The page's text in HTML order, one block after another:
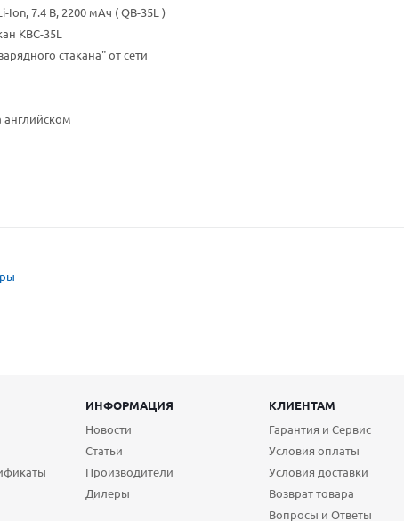
Ion, 7.4 В, 2200 мАч ( QB-35L )
KBC-35L
стакана" от сети
английском
ИНФОРМАЦИЯ
КЛИЕНТАМ
Новости
Статьи
Производители
Дилеры
Гарантия и Сервис
Условия оплаты
Условия доставки
Возврат товара
Вопросы и Ответы